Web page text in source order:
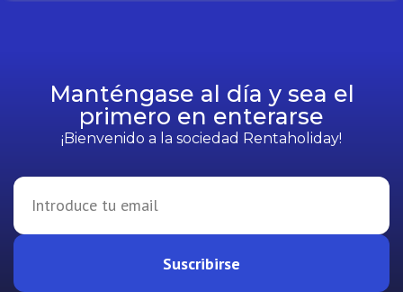
Manténgase al día y sea el
primero en enterarse
¡Bienvenido a la sociedad Rentaholiday!
Suscribirse